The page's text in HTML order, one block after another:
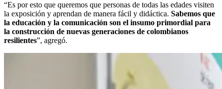
“Es por esto que queremos que personas de todas las edades visiten
la exposición y aprendan de manera fácil y didáctica. Sabemos que
la educación y la comunicación son el insumo primordial para
la construcción de nuevas generaciones de colombianos
resilientes”, agregó.